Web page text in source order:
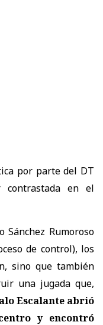
por parte del DT
contrastada en el
Rumoroso
de control), los
sino que también
una jugada que,
Escalante abrió
y encontró